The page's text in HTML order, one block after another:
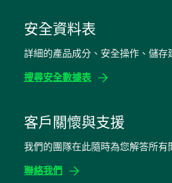
安全資料表
詳細的產品成分、安全操作、儲存
搜尋安全數據表
客戶關懷與支援
我們的團隊在此隨時為您解答所有
聯絡我們